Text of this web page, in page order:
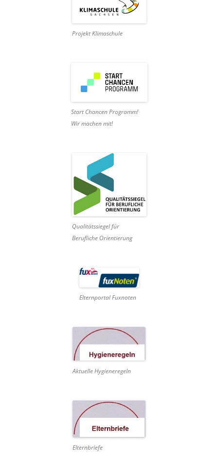
Projekt Klimaschule
Start Chancen Programm!
Wir machen mit!
Qualitätssiegel für
Berufliche Orientierung
Elternportal Fuxnoten
Aktuelle Hygieneregeln
Elternbriefe